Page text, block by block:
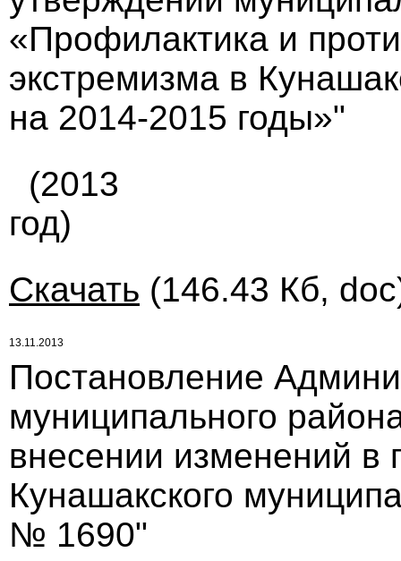
«Профилактика и
экстремизма в
на 2014-2015 годы»"
(2013
год)
Скачать (146.43 Кб,
13.11.2013
Постановление
муниципального
внесении изменений в
Кунашакского
№ 1690"